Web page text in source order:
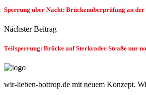
Sperrung über Nacht: Brückenüberprüfung an
Nächster Beitrag
Teilsperrung: Brücke auf Sterkrader Straße nur
wir-lieben-bottrop.de mit neuem Konzept.